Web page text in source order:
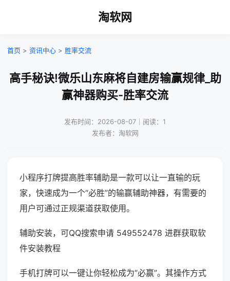
淘软网
首页 > 资讯中心 > 胜率交流
高手秘诀!微乐山东麻将自建房输赢规律_助
赢神器购买-胜率交流
发布时间：2026-08-07｜阅读：1
发布者：淘软网
小程序打牌提高胜率辅助是一款可以让一直输的玩
家，快速成为一个“必胜”的输赢辅助神器，有需要的
用户可通过正规渠道获取使用。
辅助安装，可QQ搜索申请 549552478 进群获取软
件安装教程
手机打牌可以一键让你轻松成为“必赢”。其操作方式